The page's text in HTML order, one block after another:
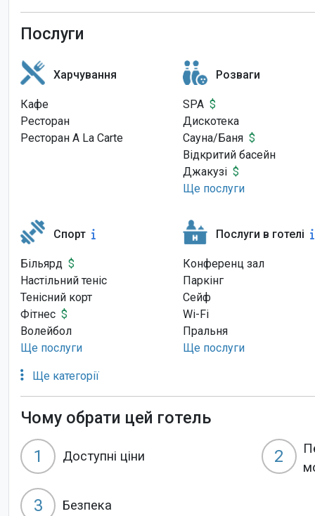
Послуги
Харчування
Кафе
Ресторан
Ресторан A La Carte
Розваги
SPA $
Дискотека
Сауна/Баня $
Відкритий басейн
Джакузі $
Ще послуги
Спорт
Більярд $
Настільний теніс
Тенісний корт
Фітнес $
Волейбол
Ще послуги
Послуги в готелі
Конференц зал
Паркінг
Сейф
Wi-Fi
Пральня
Ще послуги
Ще категорії
Чому обрати цей готель
1
Доступні ціни 2
3 Безпека